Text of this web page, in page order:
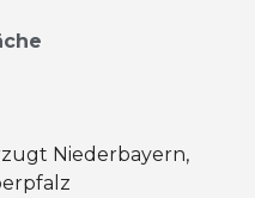
Niederbayern,